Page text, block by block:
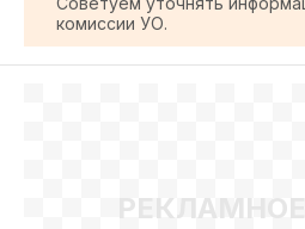
комиссии УО.